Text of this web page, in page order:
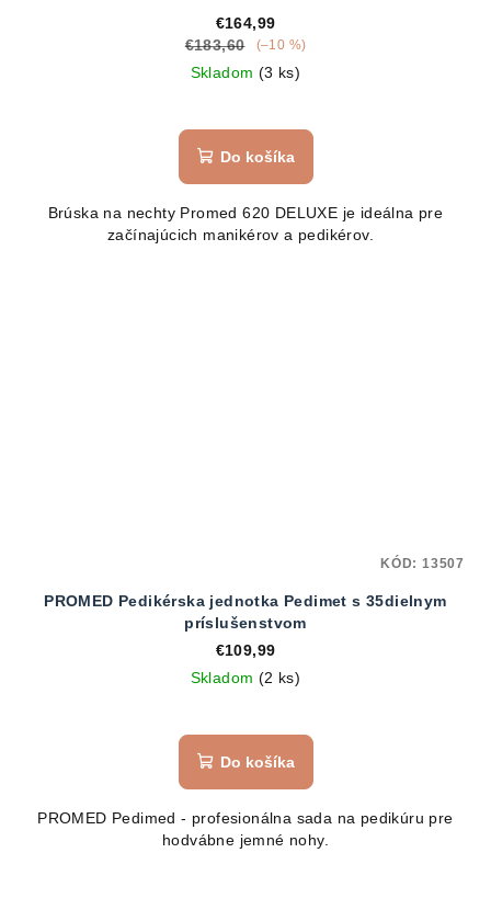
€164,99
€183,60
(–10 %)
Skladom (3 ks)
Do košíka
Brúska na nechty Promed 620 DELUXE je ideálna pre
začínajúcich manikérov a pedikérov.
PROMED Pedikérska jednotka Pedimet s 35dielnym
príslušenstvom
€109,99
Skladom (2 ks)
Do košíka
PROMED Pedimed - profesionálna sada na pedikúru pre
hodvábne jemné nohy.
KÓD: 13507